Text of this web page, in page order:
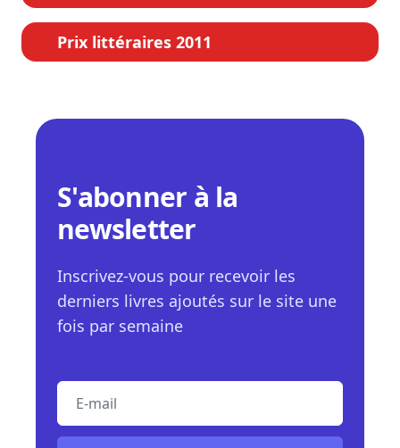
Prix littéraires 2011
S'abonner à la
newsletter
Inscrivez-vous pour recevoir les
derniers livres ajoutés sur le site une
fois par semaine